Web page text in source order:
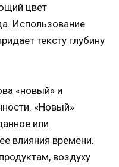
цвет
Использование
тексту глубину
«новый» и
«Новый»
или
влияния времени.
воздуху